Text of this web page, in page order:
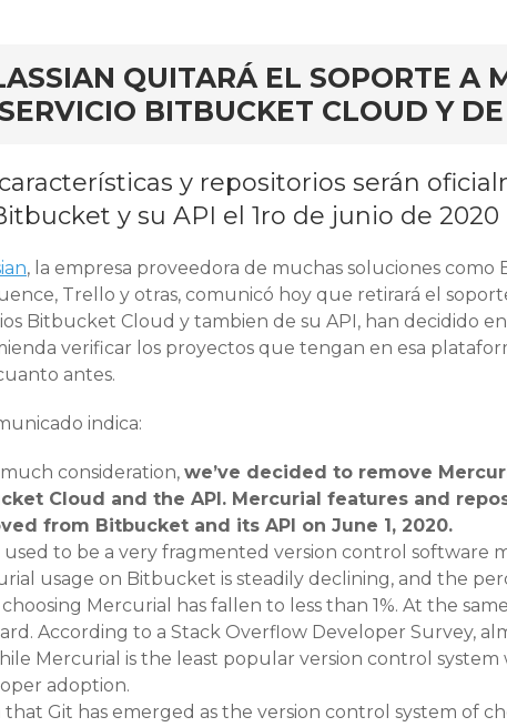
QUITARÁ EL SOPORTE A
BITBUCKET CLOUD Y
y repositorios serán
y su API el 1ro de junio de 2020
, la empresa proveedora de muchas soluciones como
Trello y otras, comunicó hoy que retirará el
Bitbucket Cloud y tambien de su API, han decidido
verificar los proyectos que tengan en esa
antes.
indica:
consideration, we’ve decided to remove
Cloud and the API. Mercurial features and
from Bitbucket and its API on June 1, 2020.
to be a very fragmented version control software
usage on Bitbucket is steadily declining, and the
Mercurial has fallen to less than 1%. At the
According to a Stack Overflow Developer Survey,
Mercurial is the least popular version control
adoption.
that Git has emerged as the version control system of